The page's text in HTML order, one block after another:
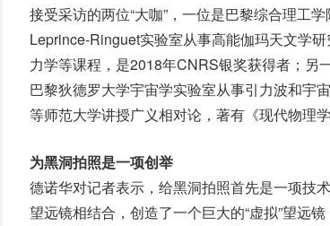
接受采访的两位“大咖”，一位是巴黎综合理工
Leprince-Ringuet实验室从事高能伽玛天文学
力学等课程，是2018年CNRS银奖获得者；另
巴黎狄德罗大学宇宙学实验室从事引力波和宇
等师范大学讲授广义相对论，著有《现代物理
为黑洞拍照是一项创举
德诺华对记者表示，给黑洞拍照首先是一项技
望远镜相结合，创造了一个巨大的“虚拟”望远